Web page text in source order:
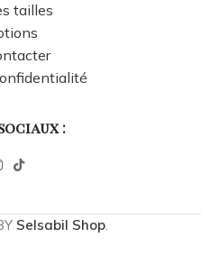
tailles
:
Selsabil Shop.